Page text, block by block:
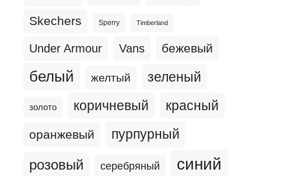
Skechers Sperry Timberland
Under Armour Vans бежевый
белый желтый зеленый
золото коричневый красный
оранжевый пурпурный
розовый серебряный синий